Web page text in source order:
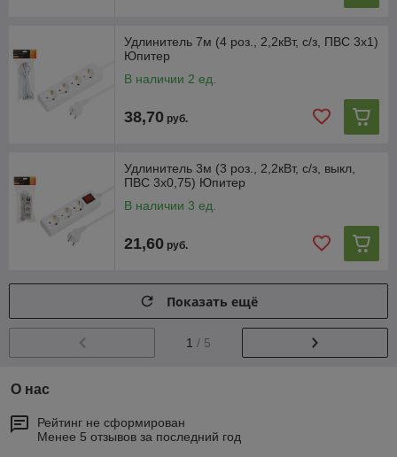
Удлинитель 7м (4 роз., 2,2кВт, с/з, ПВС 3х1)
Юпитер
В наличии 2 ед.
38,70 руб.
Удлинитель 3м (3 роз., 2,2кВт, с/з, выкл,
ПВС 3х0,75) Юпитер
В наличии 3 ед.
21,60 руб.
Показать ещё
1 / 5
О нас
Рейтинг не сформирован
Менее 5 отзывов за последний год